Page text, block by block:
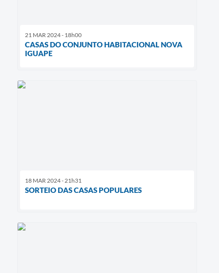
21 MAR 2024 - 18h00
CASAS DO CONJUNTO HABITACIONAL NOVA
IGUAPE
18 MAR 2024 - 21h31
SORTEIO DAS CASAS POPULARES